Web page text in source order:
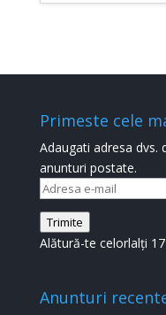
Primeste cele
Adaugati adresa dvs.
anunturi postate.
Adresa
e-
mail
Trimite
Alătură-te celorlalți
Anunturi